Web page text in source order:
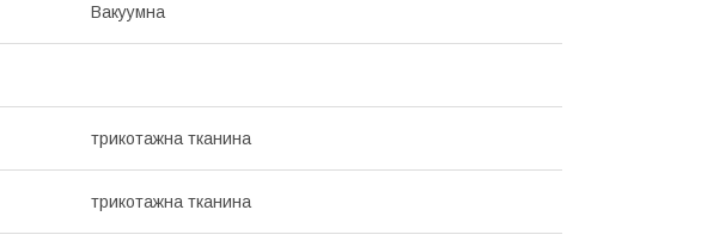
Вакуумна
трикотажна тканина
трикотажна тканина